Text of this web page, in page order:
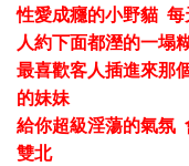
性愛成癮的小野貓
人約下面都溼的一塌
最喜歡客人插進來那
的妹妹
給你超級淫蕩的氣氛
雙北